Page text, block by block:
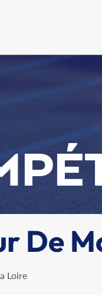
De
Loire